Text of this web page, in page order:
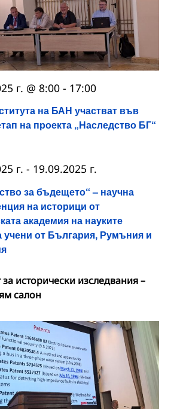
на БАН участват във
на проекта „Наследство БГ“
г. @ 8:00 - 17:00
за бъдещето“ – научна
на историци от
академия на науките
учени от България, Румъния и
г. - 19.09.2025 г.
за исторически изследвания –
салон